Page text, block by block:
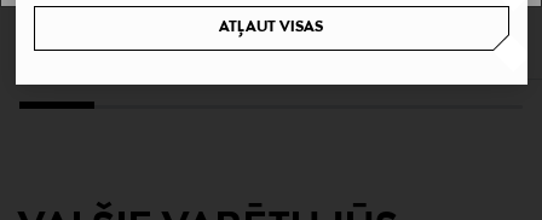
ATĻAUT VISAS
Ražotājvalsts
Ražotāja daļas numurs
MARC O'POLO
BMUIR
Nizza krekliņš